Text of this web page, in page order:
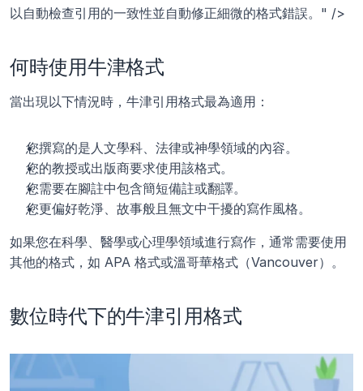
以自動檢查引用的一致性並自動修正細微的格式錯誤。" />
何時使用牛津格式
當出現以下情況時，牛津引用格式最為適用：
您撰寫的是人文學科、法律或神學領域的內容。
您的教授或出版商要求使用該格式。
您需要在腳註中包含簡短備註或翻譯。
您更偏好乾淨、故事般且無文中干擾的寫作風格。
如果您在科學、醫學或心理學領域進行寫作，通常需要使用
其他的格式，如 APA 格式或溫哥華格式（Vancouver）。
數位時代下的牛津引用格式